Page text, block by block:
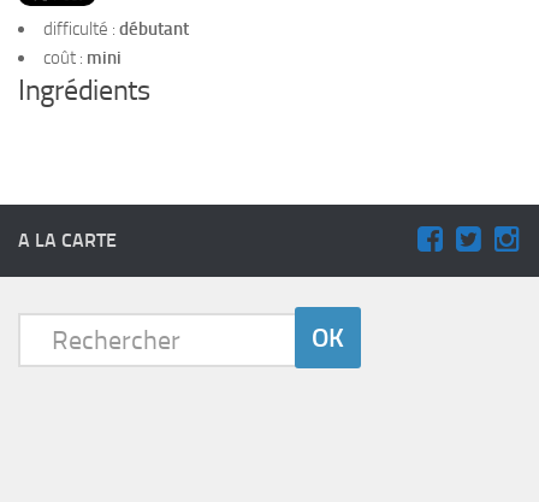
PRODUITS
RECETTES
Entrées
difficulté : débutant
coût : mini
Ingrédients
A LA CARTE